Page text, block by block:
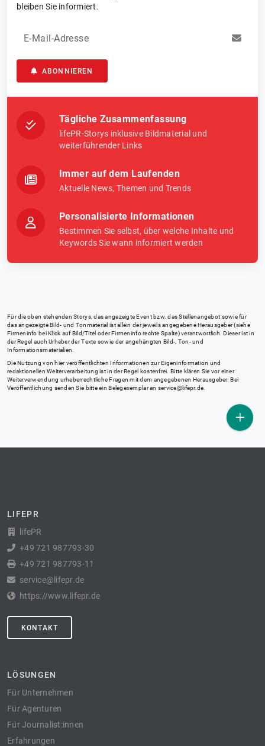
bleiben Sie informiert.
E-Mail-Adresse
ABONNIEREN
Tägliche Zusammenfassung
lifePR-Storys inklusive Bildmaterial und
weiterführender Links
Immer auf dem Laufenden
Aktuelle News, Themen und Trends
Personalisierte Informationen
Bestimmen Sie selbst, über welche Inhalte und
Keywords Sie wann informiert werden
Für die oben stehenden Storys, das angezeigte Event bzw. das Stellenangebot sowie für
das angezeigte Bild- und Tonmaterial ist allein der jeweils angegebene Herausgeber (siehe
Firmeninfo bei Klick auf Bild/Titel oder Firmeninfo rechte Spalte) verantwortlich. Dieser ist in
der Regel auch Urheber der Texte sowie der angehängten Bild-, Ton- und
Informationsmaterialien.
Die Nutzung von hier veröffentlichten Informationen zur Eigeninformation und
redaktionellen Weiterverarbeitung ist in der Regel kostenfrei. Bitte klären Sie vor einer
Weiterverwendung urheberrechtliche Fragen mit dem angegebenen Herausgeber. Bei
Veröffentlichung senden Sie bitte ein Belegexemplar an service@lifepr.de
LIFEPR
lifePR
+49 721 987793-30
+49 721 987793-11
service@lifepr.de
https://www.lifepr.de
KONTAKT
LÖSUNGEN
Für Unternehmen
Für Agenturen
Für Journalist:innen
Erfahrungen